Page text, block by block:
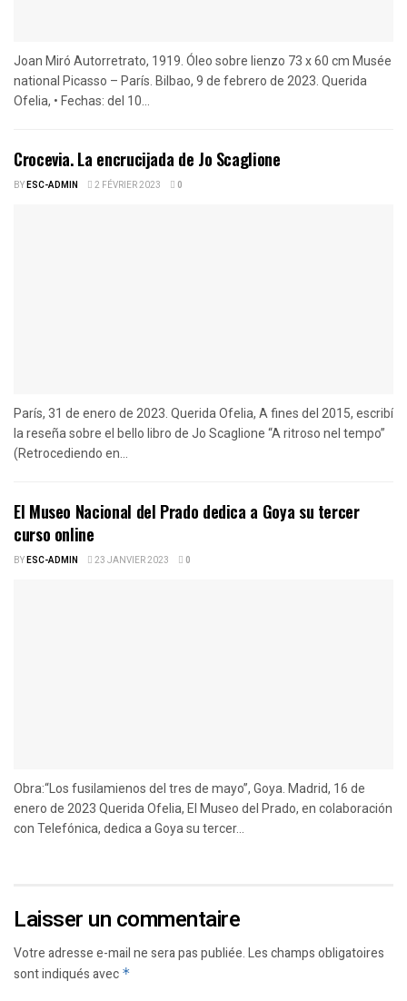
Joan Miró Autorretrato, 1919. Óleo sobre lienzo 73 x 60 cm Musée
national Picasso – París. Bilbao, 9 de febrero de 2023. Querida
Ofelia, • Fechas: del 10...
Crocevia. La encrucijada de Jo Scaglione
BYESC-ADMIN 2 FÉVRIER 2023 0
París, 31 de enero de 2023. Querida Ofelia, A fines del 2015, escribí
la reseña sobre el bello libro de Jo Scaglione “A ritroso nel tempo”
(Retrocediendo en...
El Museo Nacional del Prado dedica a Goya su tercer
curso online
BYESC-ADMIN 23 JANVIER 2023 0
Obra:“Los fusilamienos del tres de mayo”, Goya. Madrid, 16 de
enero de 2023 Querida Ofelia, El Museo del Prado, en colaboración
con Telefónica, dedica a Goya su tercer...
Laisser un commentaire
Votre adresse e-mail ne sera pas publiée.Les champs obligatoires
sont indiqués avec *